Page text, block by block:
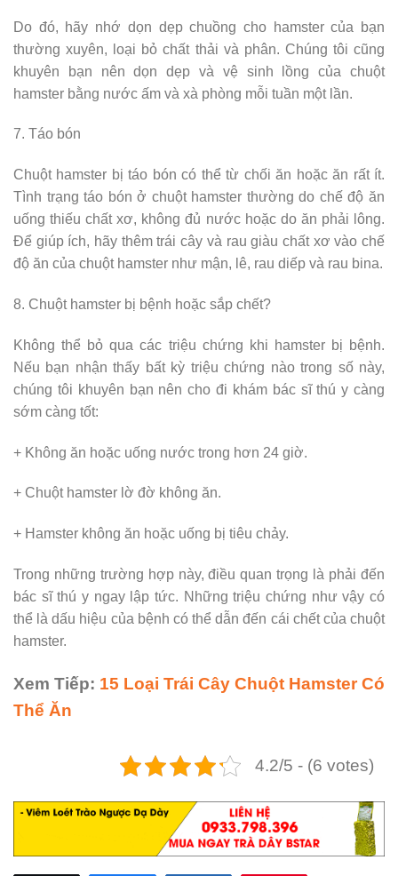
Do đó, hãy nhớ dọn dẹp chuồng cho hamster của bạn
thường xuyên, loại bỏ chất thải và phân. Chúng tôi cũng
khuyên bạn nên dọn dẹp và vệ sinh lồng của chuột
hamster bằng nước ấm và xà phòng mỗi tuần một lần.
7. Táo bón
Chuột hamster bị táo bón có thể từ chối ăn hoặc ăn rất ít.
Tình trạng táo bón ở chuột hamster thường do chế độ ăn
uống thiếu chất xơ, không đủ nước hoặc do ăn phải lông.
Để giúp ích, hãy thêm trái cây và rau giàu chất xơ vào chế
độ ăn của chuột hamster như mận, lê, rau diếp và rau bina.
8. Chuột hamster bị bệnh hoặc sắp chết?
Không thể bỏ qua các triệu chứng khi hamster bị bệnh.
Nếu bạn nhận thấy bất kỳ triệu chứng nào trong số này,
chúng tôi khuyên bạn nên cho đi khám bác sĩ thú y càng
sớm càng tốt:
+ Không ăn hoặc uống nước trong hơn 24 giờ.
+ Chuột hamster lờ đờ không ăn.
+ Hamster không ăn hoặc uống bị tiêu chảy.
Trong những trường hợp này, điều quan trọng là phải đến
bác sĩ thú y ngay lập tức. Những triệu chứng như vậy có
thể là dấu hiệu của bệnh có thể dẫn đến cái chết của chuột
hamster.
Xem Tiếp: 15 Loại Trái Cây Chuột Hamster Có
Thể Ăn
4.2/5 - (6 votes)